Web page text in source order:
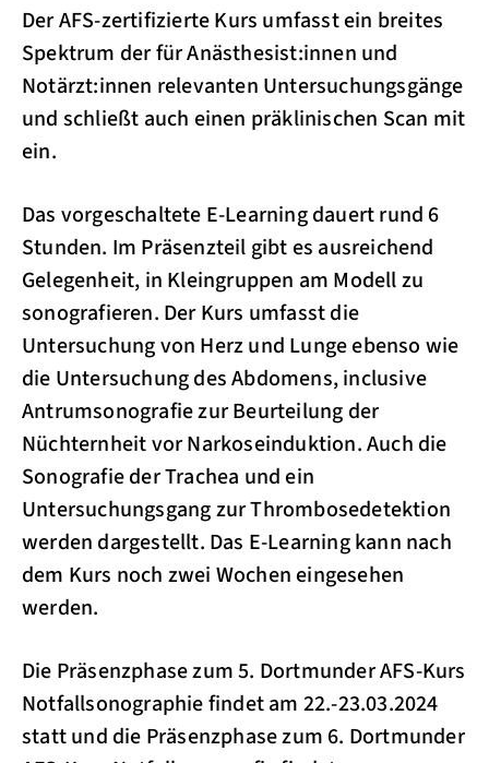
Der AFS-zertifizierte Kurs umfasst ein breites
Spektrum der für Anästhesist:innen und
Notärzt:innen relevanten Untersuchungsgänge
und schließt auch einen präklinischen Scan mit
ein.
Das vorgeschaltete E-Learning dauert rund 6
Stunden. Im Präsenzteil gibt es ausreichend
Gelegenheit, in Kleingruppen am Modell zu
sonografieren. Der Kurs umfasst die
Untersuchung von Herz und Lunge ebenso wie
die Untersuchung des Abdomens, inclusive
Antrumsonografie zur Beurteilung der
Nüchternheit vor Narkoseinduktion. Auch die
Sonografie der Trachea und ein
Untersuchungsgang zur Thrombosedetektion
werden dargestellt. Das E-Learning kann nach
dem Kurs noch zwei Wochen eingesehen
werden.
Die Präsenzphase zum 5. Dortmunder AFS-Kurs
Notfallsonographie findet am 22.-23.03.2024
statt und die Präsenzphase zum 6. Dortmunder